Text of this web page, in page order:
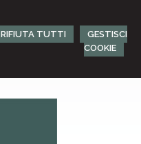
RIFIUTA TUTTI
GESTISCI
COOKIE